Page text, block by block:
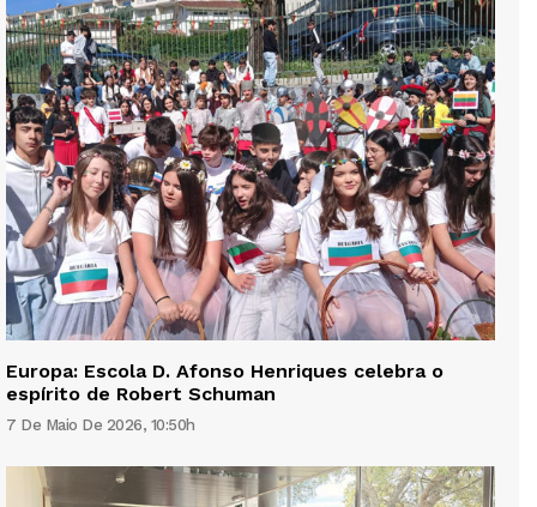
Europa: Escola D. Afonso Henriques celebra o
espírito de Robert Schuman
7 De Maio De 2026, 10:50h